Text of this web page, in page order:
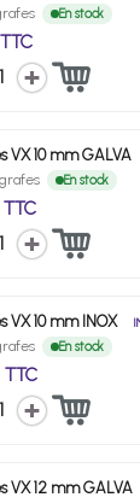
En stock
1
VX 10 mm GALVA
En stock
TTC
1
VX 10 mm INOX
En stock
TTC
1
VX 12 mm GALVA